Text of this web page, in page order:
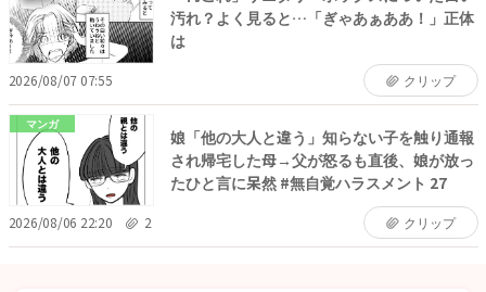
汚れ？よく見ると…「ぎゃあぁああ！」正体
は
2026/08/07 07:55 クリップ
マンガ
娘「他の大人と違う」知らない子を触り通報
され帰宅した母→父が怒るも直後、娘が放っ
たひと言に呆然 #無自覚ハラスメント 27
2026/08/06 22:20 2 クリップ